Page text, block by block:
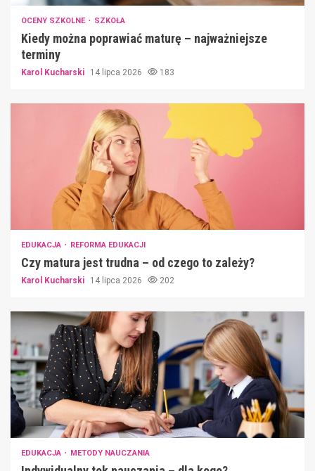
OCENY SZKOLNE SZKOŁA
Kiedy można poprawiać maturę – najważniejsze
terminy
Karol Kucharski 14 lipca 2026 183
EDUKACJA REFORMA EDUKACJI
Czy matura jest trudna – od czego to zależy?
Karol Kucharski 14 lipca 2026 202
EDUKACJA METODY NAUCZANIA